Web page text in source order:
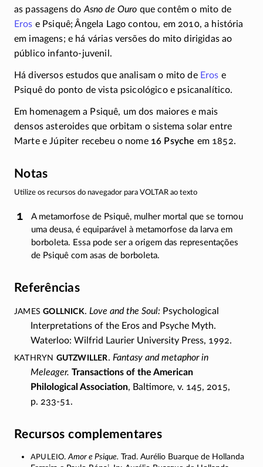
as passagens do Asno de Ouro que contêm o mito de
Eros e Psiquê; Ângela Lago contou, em 2010, a história
em imagens; e há várias versões do mito dirigidas ao
público infanto-juvenil.
Há diversos estudos que analisam o mito de Eros e
Psiquê do ponto de vista psicológico e psicanalítico.
Em homenagem a Psiquê, um dos maiores e mais
densos asteroides que orbitam o sistema solar entre
Marte e Júpiter recebeu o nome 16 Psyche em 1852.
Notas
Utilize os recursos do navegador para VOLTAR ao texto
A metamorfose de Psiquê, mulher mortal que se tornou
uma deusa, é equiparável à metamorfose da larva em
borboleta. Essa pode ser a origem das representações
de Psiquê com asas de borboleta.
Referências
JamesGollnick. Love and the Soul:Psychological
Interpretations of the Eros and Psyche Myth.
Waterloo: Wilfrid Laurier University Press, 1992.
Kathryn Gutzwiller. Fantasy and metaphor in
Meleager. Transactions of the American
Philological Association, Baltimore, v. 145, 2015,
p. 233-51.
Recursos complementares
Apuleio.Amor e Psique. Trad. Aurélio Buarque de Hollanda